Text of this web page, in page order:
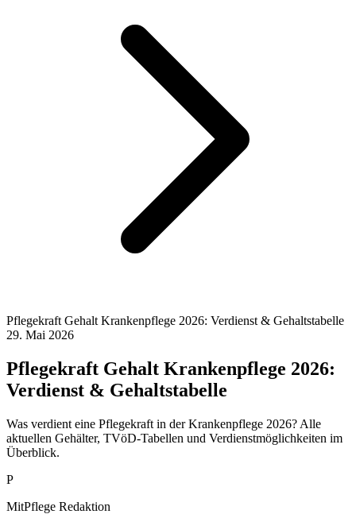
Pflegekraft Gehalt Krankenpflege 2026: Verdienst & Gehaltstabelle
29. Mai 2026
Pflegekraft Gehalt Krankenpflege 2026:
Verdienst & Gehaltstabelle
Was verdient eine Pflegekraft in der Krankenpflege 2026? Alle
aktuellen Gehälter, TVöD-Tabellen und Verdienstmöglichkeiten im
Überblick.
P
MitPflege Redaktion